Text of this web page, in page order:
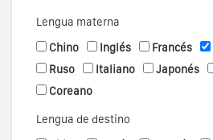
Lengua materna
Chino
Inglés Francés
Ruso
Italiano Japonés
Coreano
Lengua de destino